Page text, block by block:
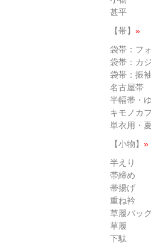
甚平
【帯】 »
袋帯：フ
袋帯：カ
袋帯：振
名古屋帯
半幅帯・
キモノカ
単衣用・
【小物】 »
半えり
帯締め
帯揚げ
重ね衿
草履バッ
草履
下駄